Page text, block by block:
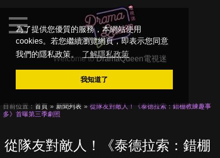
為了提供您優質的服務，本網站使用
cookies。若您繼續瀏覽網頁，即表示您同意
我們的隱私政策。
了解隱私政策
我知道了
Welcome toDramaQueen電視迷
目前位置： 首頁 新聞列表
從隊友對敵人！《泰德拉索：錯棚教練趣事
多》首曝第三季劇照
從隊友對敵人！《泰德拉索：錯棚